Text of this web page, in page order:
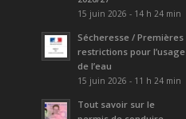
15 juin 2026 - 14 h 24 min
Sécheresse / Premières
restrictions pour l’usage
de l’eau
15 juin 2026 - 11 h 24 min
Tout savoir sur le